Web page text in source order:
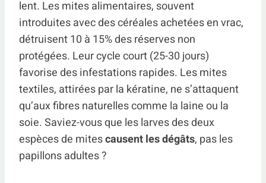
lent. Les mites alimentaires, souvent
introduites avec des céréales achetées en vrac,
détruisent 10 à 15% des réserves non
protégées. Leur cycle court (25-30 jours)
favorise des infestations rapides. Les mites
textiles, attirées par la kératine, ne s’attaquent
qu’aux fibres naturelles comme la laine ou la
soie. Saviez-vous que les larves des deux
espèces de mitescausent les dégâts, pas les
papillons adultes ?